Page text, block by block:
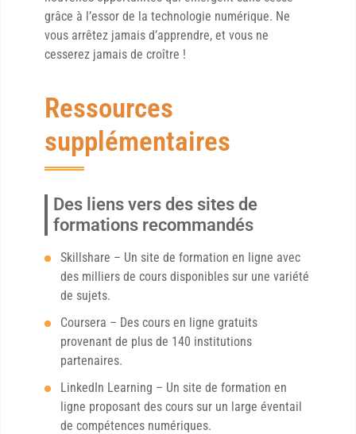
grâce à l’essor de la technologie numérique. Ne
vous arrêtez jamais d’apprendre, et vous ne
cesserez jamais de croître !
Ressources
supplémentaires
Des liens vers des sites de
formations recommandés
Skillshare – Un site de formation en ligne avec
des milliers de cours disponibles sur une variété
de sujets.
Coursera – Des cours en ligne gratuits
provenant de plus de 140 institutions
partenaires.
LinkedIn Learning – Un site de formation en
ligne proposant des cours sur un large éventail
de compétences numériques.